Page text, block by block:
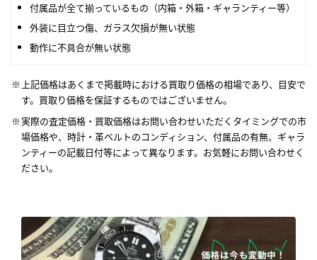
付属品が全て揃っているもの（内箱・外箱・ギャランティー等）
外装に目立つ傷、ガラス欠損が無い状態
動作に不具合が無い状態
上記価格はあくまで掲載時における買取り価格の相場であり、目安で
す。買取り価格を保証するものではございません。
実際の査定価格・買取価格はお問い合わせいただくタイミングでの市
場価格や、時計・革ベルトのコンディション、付属品の有無、ギャラ
ンティーの記載日付等によって異なります。お気軽にお問い合わせく
ださい。